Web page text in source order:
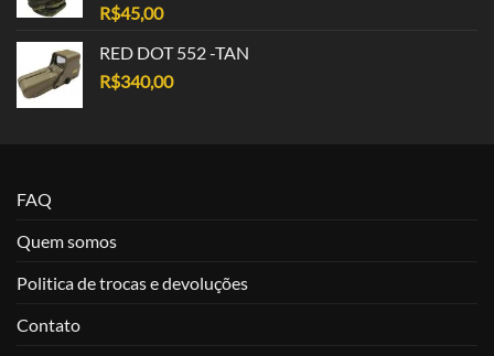
R$45,00
RED DOT 552 -TAN
R$340,00
FAQ
Quem somos
Politica de trocas e devoluções
Contato